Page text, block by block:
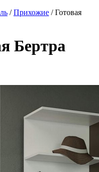
/Прихожие /Готовая
Бертра